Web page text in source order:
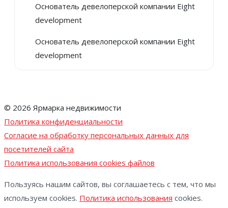
Основатель девелоперской компании Eight
development
Основатель девелоперской компании Eight
development
© 2026 Ярмарка недвижимости
Политика конфиденциальности
Согласие на обработку персональных данных для
посетителей сайта
Политика использования cookies файлов
Пользуясь нашим сайтов, вы соглашаетесь с тем, что мы
используем cookies. Политика использования cookies.